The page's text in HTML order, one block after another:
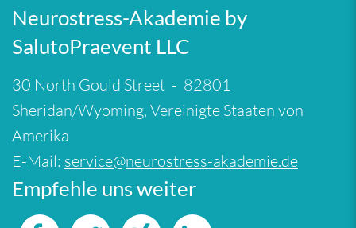
Neurostress-Akademie by
SalutoPraevent LLC
30 North Gould Street - 82801
Sheridan/Wyoming, Vereinigte Staaten von
Amerika
E-Mail: service@neurostress-akademie.de
Empfehle uns weiter